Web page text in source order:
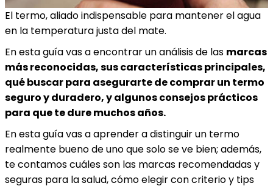
El termo, aliado indispensable para mantener el agua
en la temperatura justa del mate.
En esta guía vas a encontrar un análisis de las marcas
más reconocidas, sus características principales,
qué buscar para asegurarte de comprar un termo
seguro y duradero, y algunos consejos prácticos
para que te dure muchos años.
En esta guía vas a aprender a distinguir un termo
realmente bueno de uno que solo se ve bien; además,
te contamos cuáles son las marcas recomendadas y
seguras para la salud, cómo elegir con criterio y tips